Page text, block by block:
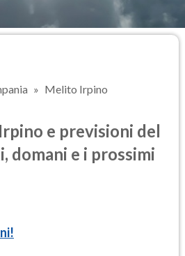
Melito Irpino
e previsioni del
domani e i prossimi